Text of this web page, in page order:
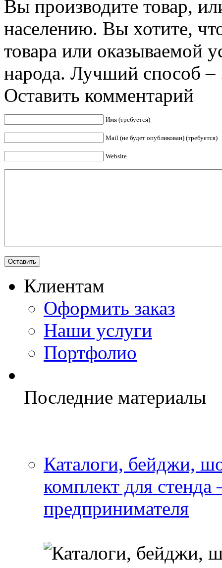
Вы производите товар,
населению. Вы хотите,
товара или оказываемой
народа. Лучший способ –
Оставить комментарий
Имя (требуется)
Mail (не будет опубликован) (требуется)
Website
Клиентам
Оформить заказ
Наши услуги
Портфолио
Последние материалы
Каталоги, бейджи,
комплект для
предпринимателя